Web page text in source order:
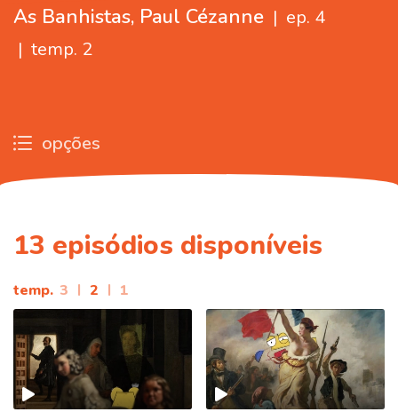
As Banhistas, Paul Cézanne | ep. 4
| temp. 2
opções
13 episódios disponíveis
temp. 3 | 2 | 1